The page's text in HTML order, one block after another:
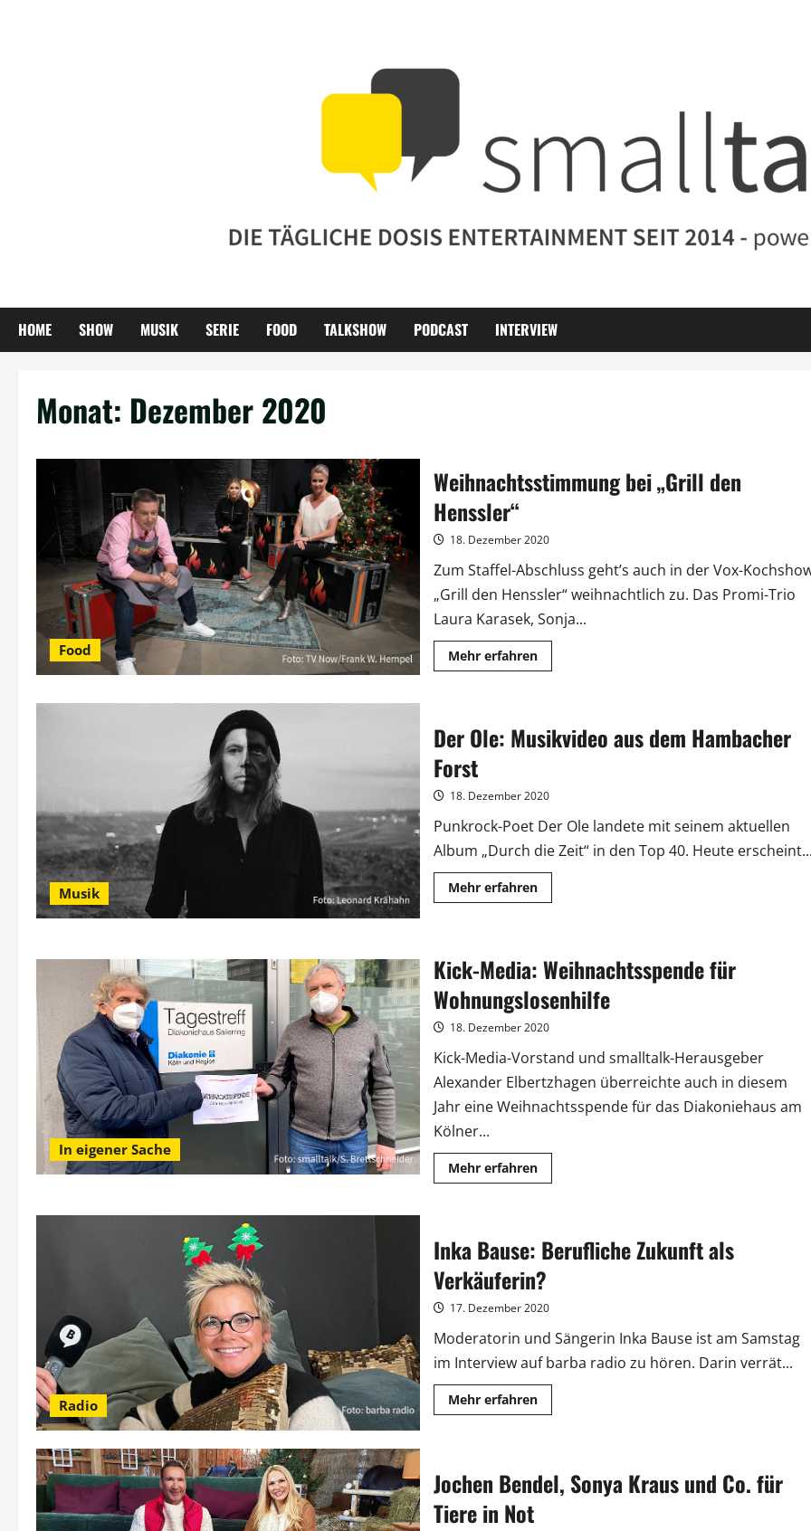
HOME SHOW MUSIK SERIE FOOD TALKSHOW PODCAST INTERVIEW
Monat: Dezember 2020
Food
Weihnachtsstimmung bei „Grill den
Henssler“
18. Dezember 2020
Zum Staffel-Abschluss geht’s auch in der Vox-
„Grill den Henssler“ weihnachtlich zu. Das Promi-Trio
Laura Karasek, Sonja...
Mehr erfahrenMehr
Informationen
den
Henssler“
Musik
Der Ole: Musikvideo aus dem Hambacher
Forst
18. Dezember 2020
Punkrock-Poet Der Ole landete mit seinem aktuellen
Album „Durch die Zeit“ in den Top 40. Heute
Mehr erfahrenMehr
Informationen
aus
dem
Hambacher
Forst
In eigener Sache
Kick-Media: Weihnachtsspende für
Wohnungslosenhilfe
18. Dezember 2020
Kick-Media-Vorstand und smalltalk-Herausgeber
Alexander Elbertzhagen überreichte auch in diesem
Jahr eine Weihnachtsspende für das Diakoniehaus am
Kölner...
Mehr erfahrenMehr
Informationen
für
Wohnungslosenhilfe
Radio
Inka Bause: Berufliche Zukunft als
Verkäuferin?
17. Dezember 2020
Moderatorin und Sängerin Inka Bause ist am Samstag
im Interview auf barba radio zu hören. Darin verrät...
Mehr erfahrenMehr
Informationen
Zukunft
als
Verkäuferin?
Jochen Bendel, Sonya Kraus und Co. für
Tiere in Not